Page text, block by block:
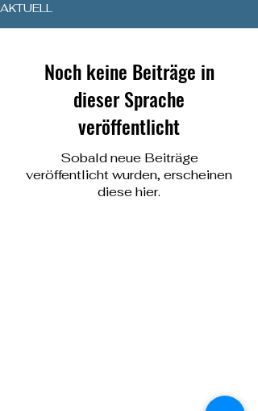
AKTUELL
Noch keine Beiträge in
dieser Sprache
veröffentlicht
Sobald neue Beiträge
veröffentlicht wurden, erscheinen
diese hier.